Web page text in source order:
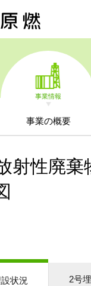
事業情報
事業の概要
射性廃棄
状況 2号